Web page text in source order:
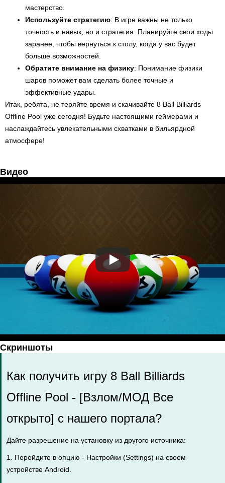
мастерство.
Используйте стратегию: В игре важны не только
точность и навык, но и стратегия. Планируйте свои ходы
заранее, чтобы вернуться к столу, когда у вас будет
больше возможностей.
Обратите внимание на физику: Понимание физики
шаров поможет вам сделать более точные и
эффективные удары.
Итак, ребята, не теряйте время и скачивайте 8 Ball Billiards
Offline Pool уже сегодня! Будьте настоящими геймерами и
наслаждайтесь увлекательными схватками в бильярдной
атмосфере!
Видео
Скриншоты
Как получить игру 8 Ball Billiards
Offline Pool - [Взлом/МОД Все
открыто] с нашего портала?
Дайте разрешение на установку из другого источника:
1. Перейдите в опцию - Настройки (Settings) на своем
устройстве Android.